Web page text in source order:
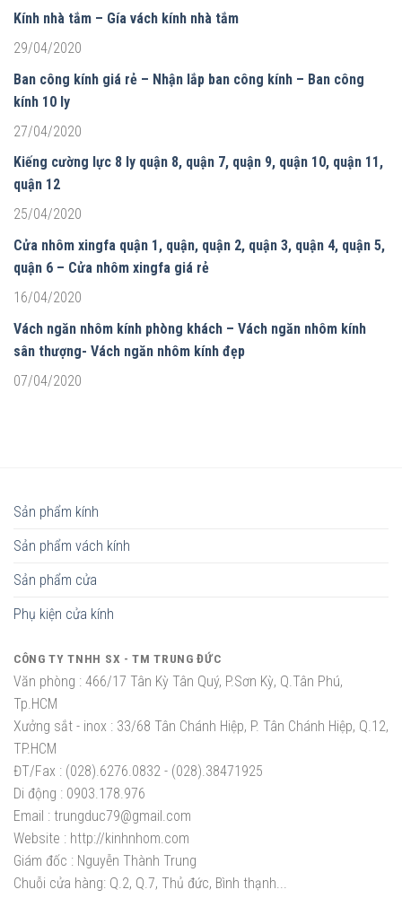
Kính nhà tắm – Gía vách kính nhà tắm
29/04/2020
Ban công kính giá rẻ – Nhận lắp ban công kính – Ban công
kính 10 ly
27/04/2020
Kiếng cường lực 8 ly quận 8, quận 7, quận 9, quận 10, quận 11,
quận 12
25/04/2020
Cửa nhôm xingfa quận 1, quận, quận 2, quận 3, quận 4, quận 5,
quận 6 – Cửa nhôm xingfa giá rẻ
16/04/2020
Vách ngăn nhôm kính phòng khách – Vách ngăn nhôm kính
sân thượng- Vách ngăn nhôm kính đẹp
07/04/2020
Sản phẩm kính
Sản phẩm vách kính
Sản phẩm cửa
Phụ kiện cửa kính
CÔNG TY TNHH SX - TM TRUNG ĐỨC
Văn phòng : 466/17 Tân Kỳ Tân Quý, P.Sơn Kỳ, Q.Tân Phú,
Tp.HCM
Xưởng sắt - inox : 33/68 Tân Chánh Hiệp, P. Tân Chánh Hiệp, Q.12,
TP.HCM
ĐT/Fax : (028).6276.0832 - (028).38471925
Di động : 0903.178.976
Email : trungduc79@gmail.com
Website : http://kinhnhom.com
Giám đốc : Nguyễn Thành Trung
Chuỗi cửa hàng: Q.2, Q.7, Thủ đức, Bình thạnh...